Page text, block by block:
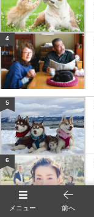
4
5
6
メニュー 前へ